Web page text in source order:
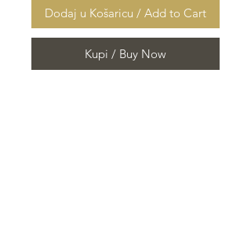
Dodaj u Košaricu / Add to Cart
Kupi / Buy Now